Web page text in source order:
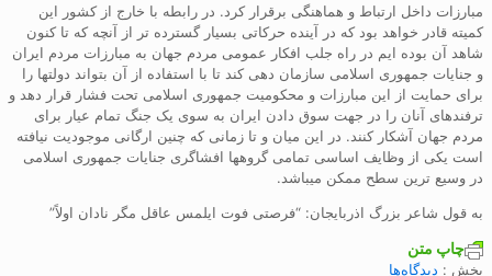
مبارزات داخل ارتباط و هماهنگی برقرار کرد. در رابطه با خارج از کشور این
کمیته قادر خواهد بود که در آینده حرکاتی بسیار گسترده تر از آنچه که تا کنون
شاهد آن بوده ایم در راه جلب افکار عمومی مردم جهان به مبارزات مردم ایران
و جنایات جمهوری اسلامی سازمان دهی کند تا با استفاده از آن بتواند دولتها را
برای حمایت از این مبارزات و محکومیت جمهوری اسلامی تحت فشار قرار دهد و
ترفندهای آنان را در جهت سوق دادن ایران به سوی یک جنگ تمام عیار برای
مردم جهان آشکار کنند. در این میان و تا زمانی که چنین ارگانی موجودیت نیافته
است یکی از وظایف اساسی تمامی گروهها افشاگری جنایات جمهوری اسلامی
در وسیع ترین سطح ممکن میباشد.
به قول شاعر بزرگ اذربایجان: “فرصتی فوت ایلمس عاقل مگر نادان اولاً”
چاپ متن
بخش : دیدگاه‌ها